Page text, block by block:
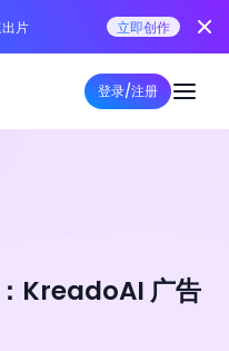
片 立即创作
登录/注册
KreadoAI 广告